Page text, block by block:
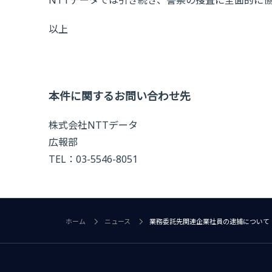
以上
本件に関するお問い合わせ先
株式会社NTTデータ
広報部
TEL：03-5546-8051
ホーム ニュース 業務委託先関連企業社員の逮捕について